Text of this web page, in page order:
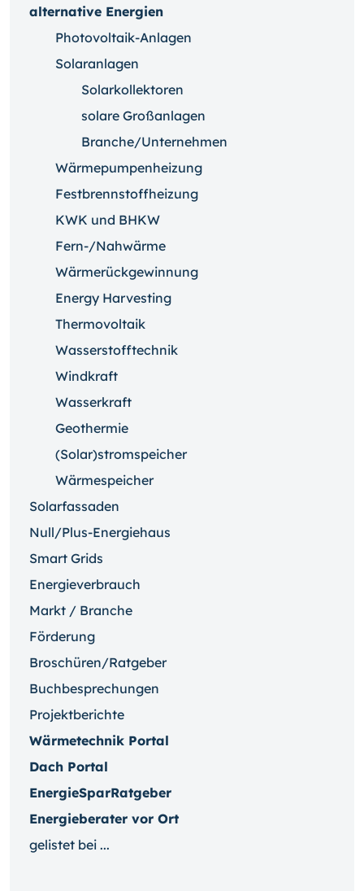
alternative Energien
Photovoltaik-Anlagen
Solaranlagen
Solarkollektoren
solare Großanlagen
Branche/Unternehmen
Wärmepumpenheizung
Festbrennstoffheizung
KWK und BHKW
Fern-/Nahwärme
Wärmerückgewinnung
Energy Harvesting
Thermovoltaik
Wasserstofftechnik
Windkraft
Wasserkraft
Geothermie
(Solar)stromspeicher
Wärmespeicher
Solarfassaden
Null/Plus-Energiehaus
Smart Grids
Energieverbrauch
Markt / Branche
Förderung
Broschüren/Ratgeber
Buchbesprechungen
Projektberichte
Wärmetechnik Portal
Dach Portal
EnergieSparRatgeber
Energieberater vor Ort
gelistet bei ...